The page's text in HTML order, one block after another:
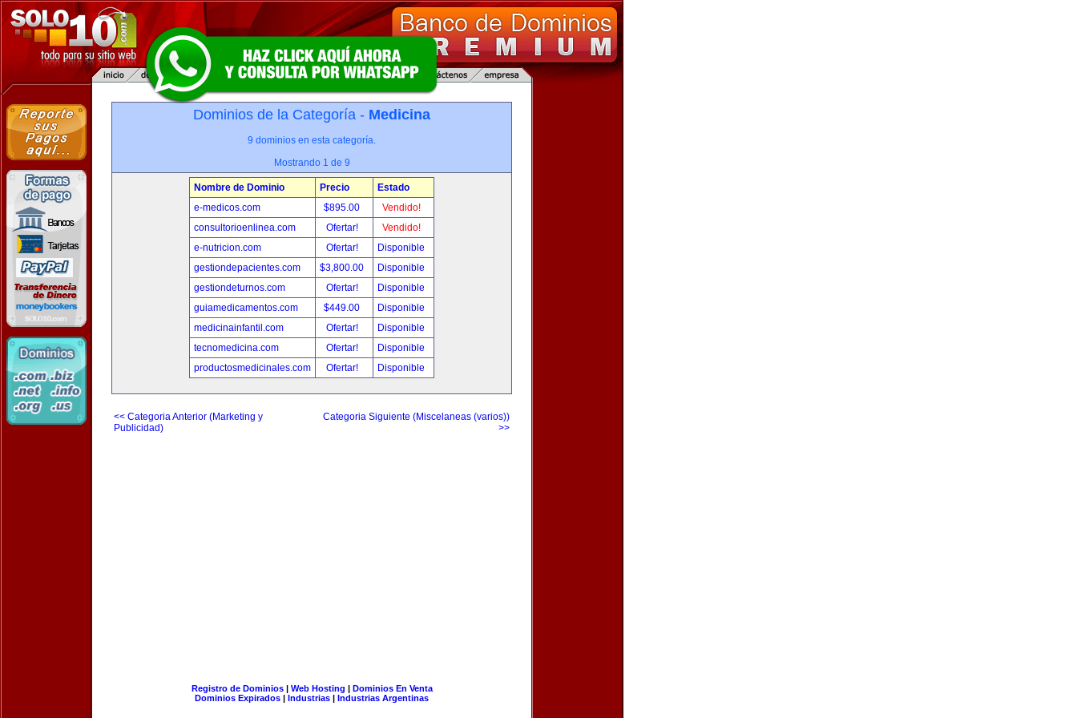
Dominios de la Categoría - Medicina
9 dominios en esta categoría.
Mostrando 1 de 9
Nombre de Dominio Precio
Estado
e-medicos.com
$895.00
Vendido!
consultorioenlinea.com
Ofertar!
Vendido!
e-nutricion.com
Ofertar!
Disponible
gestiondepacientes.com
$3,800.00
Disponible
gestiondeturnos.com
Ofertar!
Disponible
guiamedicamentos.com
$449.00
Disponible
medicinainfantil.com
Ofertar!
Disponible
tecnomedicina.com
Ofertar!
Disponible
productosmedicinales.com
Ofertar! Disponible
<< Categoria Anterior (Marketing y
Publicidad)
Categoria Siguiente (Miscelaneas (varios))
>>
Registro de Dominios| Web Hosting | Dominios En Venta
Dominios Expirados | Industrias | Industrias Argentinas